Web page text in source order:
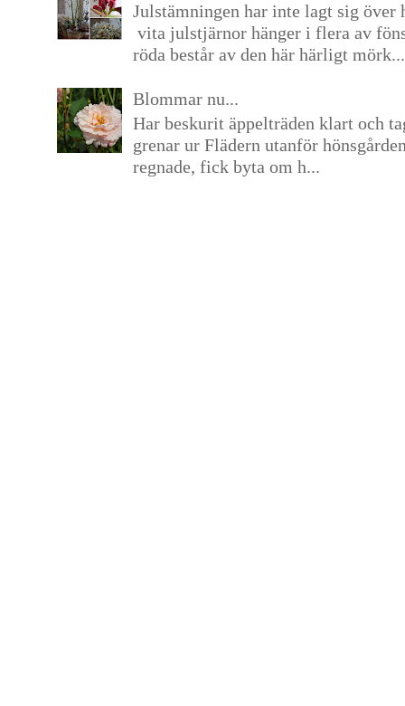
Julstämningen har inte lagt sig över
vita julstjärnor hänger i flera av
röda består av den här härligt mörk...
Blommar nu...
Har beskurit äppelträden klart och
grenar ur Flädern utanför
regnade, fick byta om h...